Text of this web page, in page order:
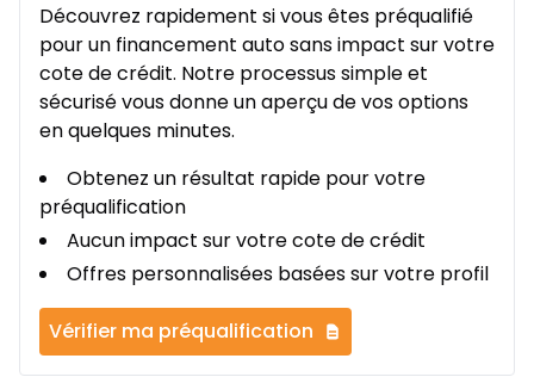
Découvrez rapidement si vous êtes préqualifié
pour un financement auto sans impact sur votre
cote de crédit. Notre processus simple et
sécurisé vous donne un aperçu de vos options
en quelques minutes.
Obtenez un résultat rapide pour votre
préqualification
Aucun impact sur votre cote de crédit
Offres personnalisées basées sur votre profil
Vérifier ma préqualification